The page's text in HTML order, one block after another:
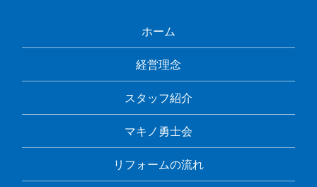
ホーム
経営理念
スタッフ紹介
マキノ勇士会
リフォームの流れ